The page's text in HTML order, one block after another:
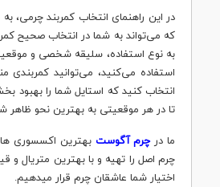
در این راهنمای انتخاب کمربند چرمی،
که می‌تواند به شما در انتخاب صحیح
به نوع استفاده، سلیقه شخصی و
استفاده می‌کنید، می‌توانید
انتخاب کنید که استایل شما را بهبود
تا در هر موقعیتی به بهترین نحو ظاهر
ما درچرم آگوست بهترین اکسسوری
چرم اصل را تهیه و با بهترین متریال
اختیار شما عاشقان چرم قرار میدهیم.